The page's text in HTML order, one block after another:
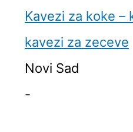
Kavezi za koke –
kavezi za zeceve
Novi Sad
-